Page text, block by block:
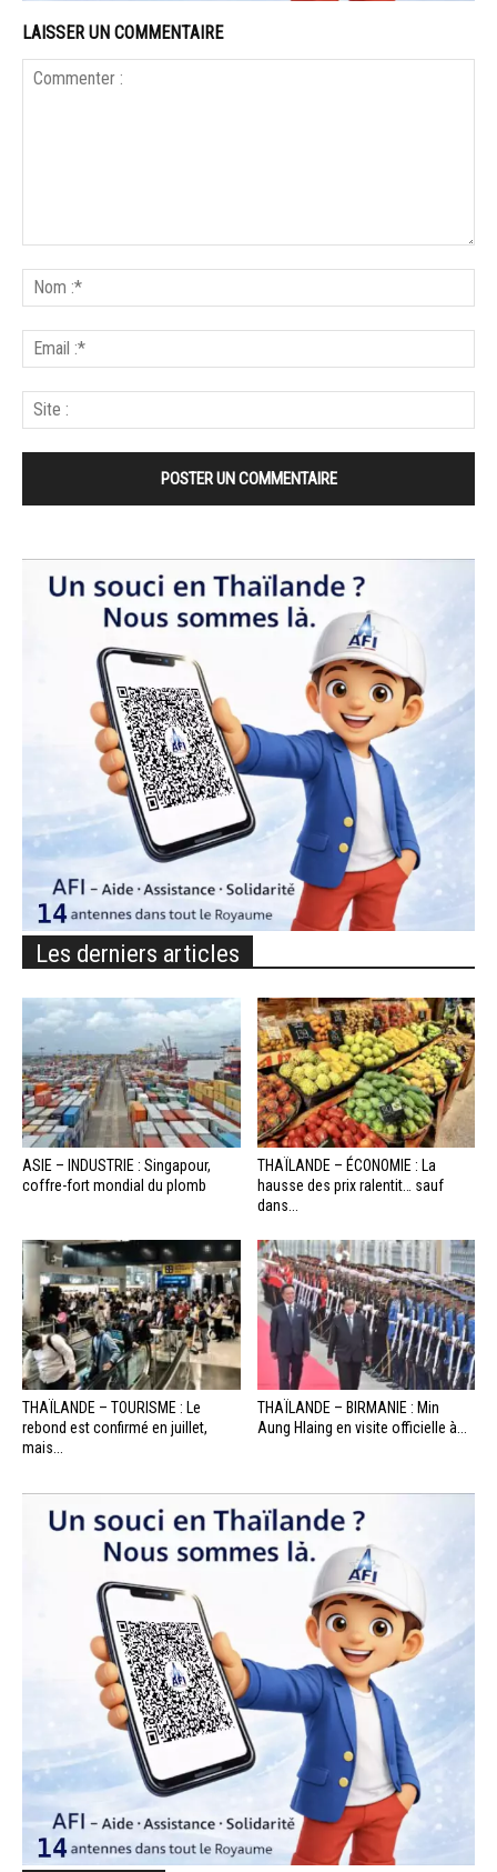
LAISSER UN COMMENTAIRE
Les derniers articles
ASIE – INDUSTRIE : Singapour,
coffre-fort mondial du plomb
THAÏLANDE – ÉCONOMIE : La
hausse des prix ralentit… sauf
dans...
THAÏLANDE – TOURISME : Le
rebond est confirmé en juillet,
mais...
THAÏLANDE – BIRMANIE : Min
Aung Hlaing en visite officielle à...